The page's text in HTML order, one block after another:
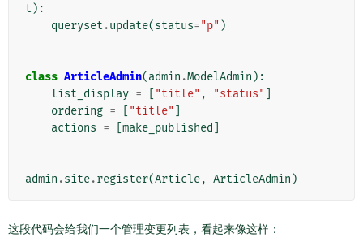
t ):
queryset .update(status="p" )
class ArticleAdmin(admin .ModelAdmin ):
list_display = "title" , "status"
ordering = "title"
actions = make_published
admin .site.register(Article, ArticleAdmin )
这段代码会给我们一个管理变更列表，看起来像这样：